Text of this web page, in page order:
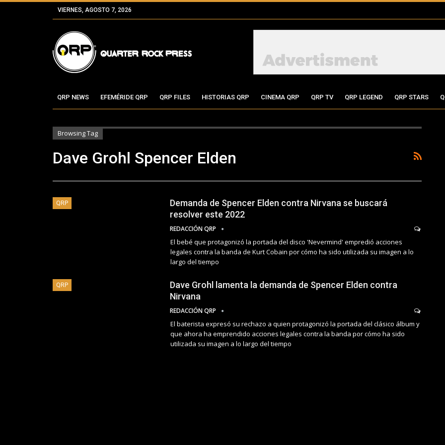
VIERNES, AGOSTO 7, 2026
QRP NEWS EFEMÉRIDE QRP QRP FILES HISTORIAS QRP CINEMA QRP QRP TV QRP LEGEND QRP STARS
Browsing Tag
Dave Grohl Spencer Elden
QRP
Demanda de Spencer Elden contra Nirvana se buscará
resolver este 2022
REDACCIÓN QRP
El bebé que protagonizó la portada del disco 'Nevermind' empredió acciones
legales contra la banda de Kurt Cobain por cómo ha sido utilizada su imagen a lo
largo del tiempo
QRP
Dave Grohl lamenta la demanda de Spencer Elden contra
Nirvana
REDACCIÓN QRP
El baterista expresó su rechazo a quien protagonizó la portada del clásico álbum y
que ahora ha emprendido acciones legales contra la banda por cómo ha sido
utilizada su imagen a lo largo del tiempo